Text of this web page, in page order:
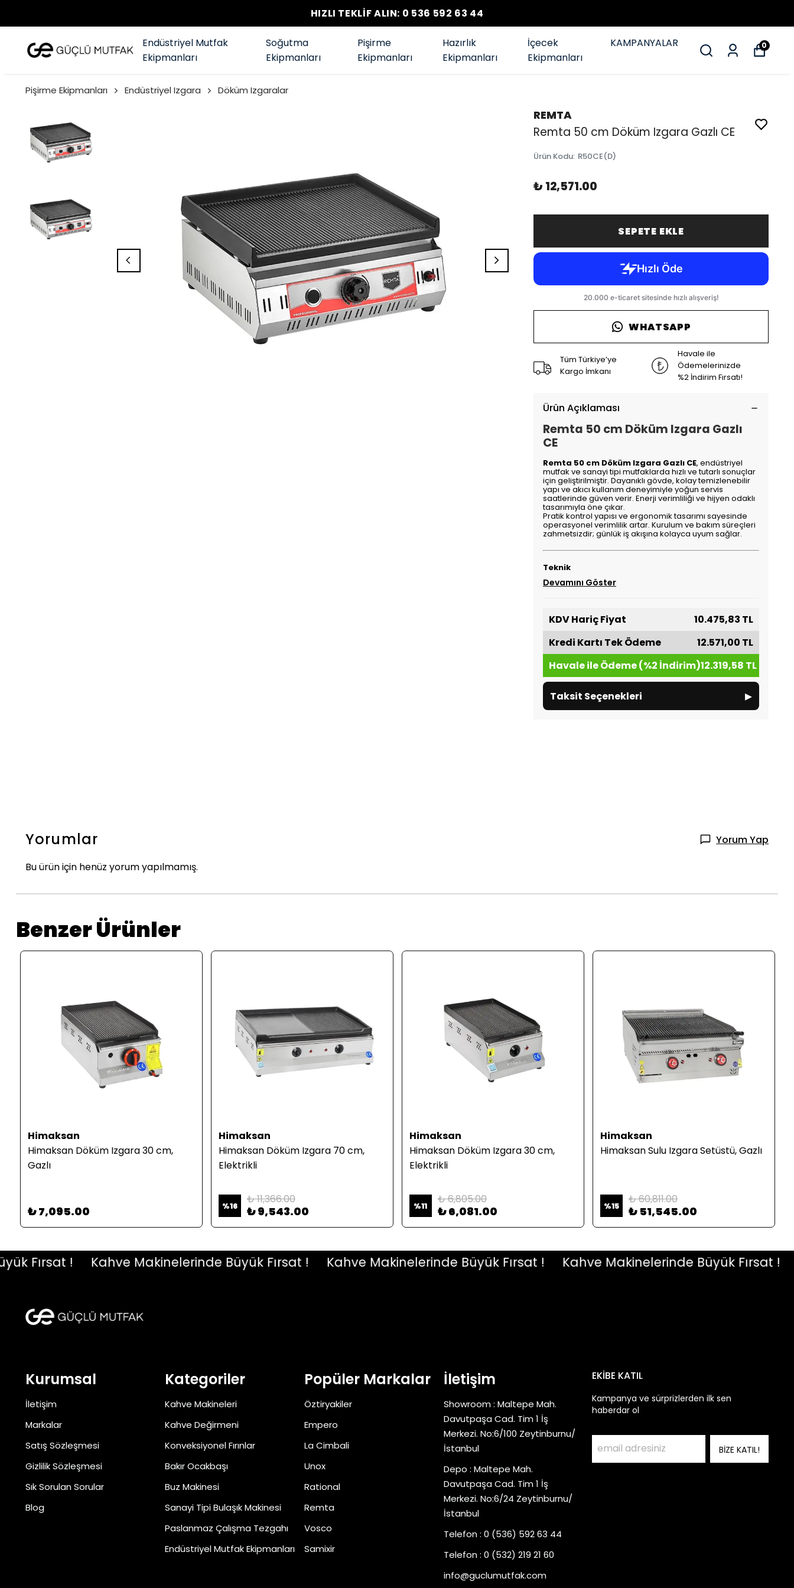
HIZLI TEKLİF ALIN: 0 536 592 63 44
Endüstriyel Mutfak
Ekipmanları
Soğutma
Ekipmanları
Pişirme
Ekipmanları
Hazırlık
Ekipmanları
İçecek
Ekipmanları
KAMPANYALAR 0
Pişirme Ekipmanları Endüstriyel Izgara Döküm Izgaralar
REMTA
Remta 50 cm Döküm Izgara Gazlı CE
Ürün Kodu: R50CE(D)
₺ 12,571.00
SEPETE EKLE
WHATSAPP
Tüm Türkiye’ye
Kargo İmkanı
Havale ile
Ödemelerinizde
%2 İndirim Fırsatı!
Ürün Açıklaması
Remta 50 cm Döküm Izgara Gazlı
CE
Remta 50 cm Döküm Izgara Gazlı CE, endüstriyel
mutfak ve sanayi tipi mutfaklarda hızlı ve tutarlı sonuçlar
için geliştirilmiştir. Dayanıklı gövde, kolay temizlenebilir
yapı ve akıcı kullanım deneyimiyle yoğun servis
saatlerinde güven verir. Enerji verimliliği ve hijyen odaklı
tasarımıyla öne çıkar.
Pratik kontrol yapısı ve ergonomik tasarımı sayesinde
operasyonel verimlilik artar. Kurulum ve bakım süreçleri
zahmetsizdir; günlük iş akışına kolayca uyum sağlar.
Teknik
Devamını Göster
KDV Hariç Fiyat
10.475,83 TL
Kredi Kartı Tek Ödeme
12.571,00 TL
Havale ile Ödeme (%2 İndirim)12.319,58 TL
Taksit Seçenekleri ▸
Yorumlar Yorum Yap
Bu ürün için henüz yorum yapılmamış.
Benzer Ürünler
Himaksan
Himaksan Döküm Izgara 30 cm,
Gazlı
₺ 7,095.00
Himaksan
Himaksan Döküm Izgara 70 cm,
Elektrikli
%16 ₺ 11,366.00
₺ 9,543.00
Himaksan
Himaksan Döküm Izgara 30 cm,
Elektrikli
%11 ₺ 6,805.00
₺ 6,081.00
Himaksan
Himaksan Sulu Izgara Setüstü, Gazlı
%15 ₺ 60,811.00
₺ 51,545.00
Fırsat ! Kahve Makinelerinde Büyük Fırsat ! Kahve Makinelerinde Büyük Fırsat ! Kahve Makinelerinde Büyük Fırsat !
Kurumsal
İletişim
Markalar
Satış Sözleşmesi
Gizlilik Sözleşmesi
Sık Sorulan Sorular
Blog
Kategoriler
Kahve Makineleri
Kahve Değirmeni
Konveksiyonel Fırınlar
Bakır Ocakbaşı
Buz Makinesi
Sanayi Tipi Bulaşık Makinesi
Paslanmaz Çalışma Tezgahı
Endüstriyel Mutfak Ekipmanları
Popüler Markalar
Öztiryakiler
Empero
La Cimbali
Unox
Rational
Remta
Vosco
Samixir
İletişim
Showroom : Maltepe Mah.
Davutpaşa Cad. Tim 1 İş
Merkezi. No:6/100 Zeytinburnu/
İstanbul
Depo : Maltepe Mah.
Davutpaşa Cad. Tim 1 İş
Merkezi. No:6/24 Zeytinburnu/
İstanbul
Telefon : 0 (536) 592 63 44
Telefon : 0 (532) 219 21 60
info@guclumutfak.com
EKİBE KATIL
Kampanya ve sürprizlerden ilk sen
haberdar ol
BİZE KATIL!